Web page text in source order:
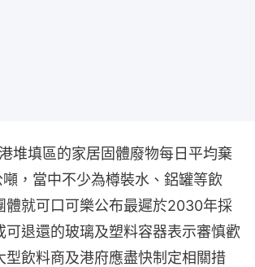
堆填區的家居固體廢物每日平均棄
，當中不少為樽裝水、鋁罐等飲
體就可口可樂公布最遲於2030年採
可退還的玻璃及塑料容器表示審慎歡
型飲料商及港府應盡快制定相關措